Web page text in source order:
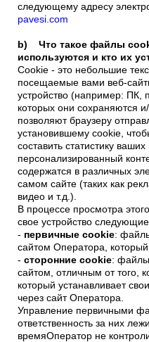
Аксиально поршневые
Радіально-поршневі
Двигатели с
Pavesi
Соединительные
Система управления
Интегрированные
Распределители
Картридж клапаны
Клапаны
Элементы
Электронные
Теплообмен
Системы Fan Drive
Теплообменники
следующему адресу
pavesi.com
b) Что такое файлы
используются и кто их
Cookie - это небольшие
посещаемые вами веб-
устройство (например:
которых они сохраняются
позволяют браузеру
установившему cookie,
составить статистику
персонализированный
содержатся в различных
самом сайте (таких как
видео и т.д.).
В процессе просмотра
свое устройство
- первичные cookie:
сайтом Оператора,
- сторонние cookie: файлы
сайтом, отличным от того,
который устанавливает
через сайт Оператора.
Управление первичными
ответственность за них
времяОператор не